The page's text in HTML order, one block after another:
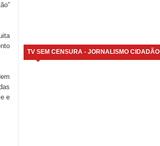
e
TV SEM CENSURA - JORNALISMO CIDADÃO